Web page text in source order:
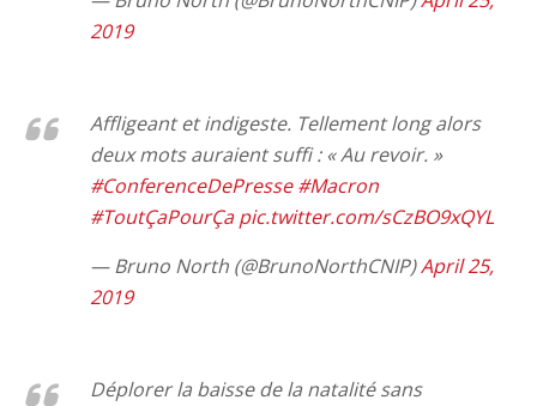
2019
Affligeant et indigeste. Tellement long alors
deux mots auraient suffi : « Au revoir. »
#ConferenceDePresse #Macron
#ToutÇaPourÇa pic.twitter.com/sCzBO9xQYL
— Bruno North (@BrunoNorthCNIP)April 25,
2019
Déplorer la baisse de la natalité sans